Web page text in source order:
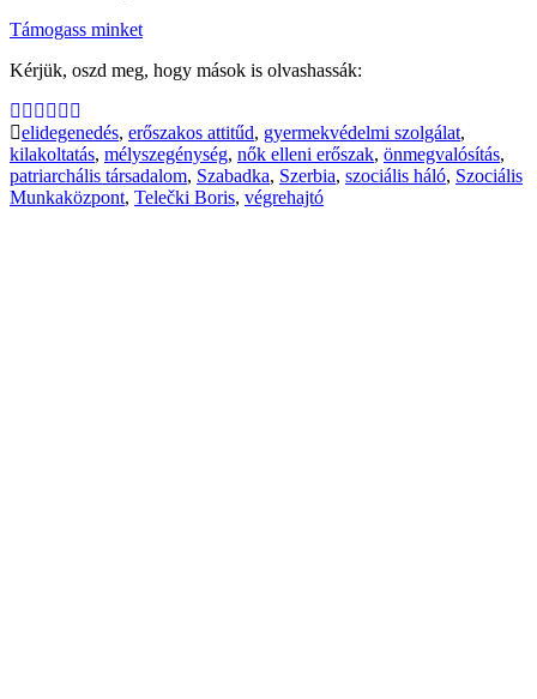
Támogass minket
Kérjük, oszd meg, hogy mások is olvashassák:
elidegenedés, erőszakos attitűd, gyermekvédelmi szolgálat,
kilakoltatás, mélyszegénység, nők elleni erőszak, önmegvalósítás,
patriarchális társadalom, Szabadka, Szerbia, szociális háló, Szociális
Munkaközpont, Telečki Boris, végrehajtó